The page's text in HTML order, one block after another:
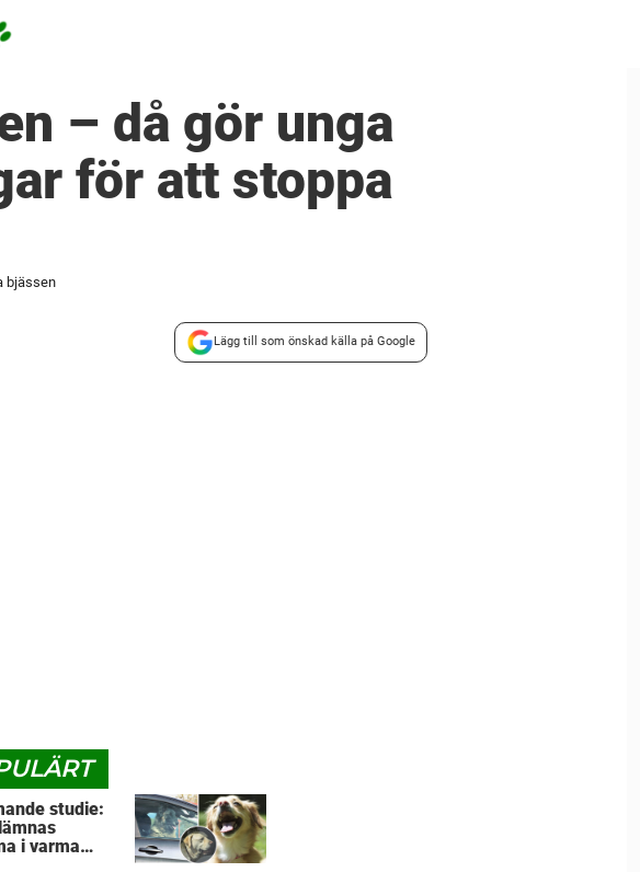
– då gör unga
för att stoppa
bjässen
Lägg till som önskad källa på Google
studie:
i varma